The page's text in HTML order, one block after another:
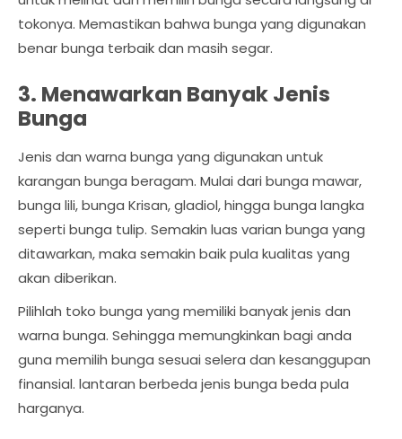
tokonya. Memastikan bahwa bunga yang digunakan
benar bunga terbaik dan masih segar.
3. Menawarkan Banyak Jenis
Bunga
Jenis dan warna bunga yang digunakan untuk
karangan bunga beragam. Mulai dari bunga mawar,
bunga lili, bunga Krisan, gladiol, hingga bunga langka
seperti bunga tulip. Semakin luas varian bunga yang
ditawarkan, maka semakin baik pula kualitas yang
akan diberikan.
Pilihlah toko bunga yang memiliki banyak jenis dan
warna bunga. Sehingga memungkinkan bagi anda
guna memilih bunga sesuai selera dan kesanggupan
finansial. lantaran berbeda jenis bunga beda pula
harganya.